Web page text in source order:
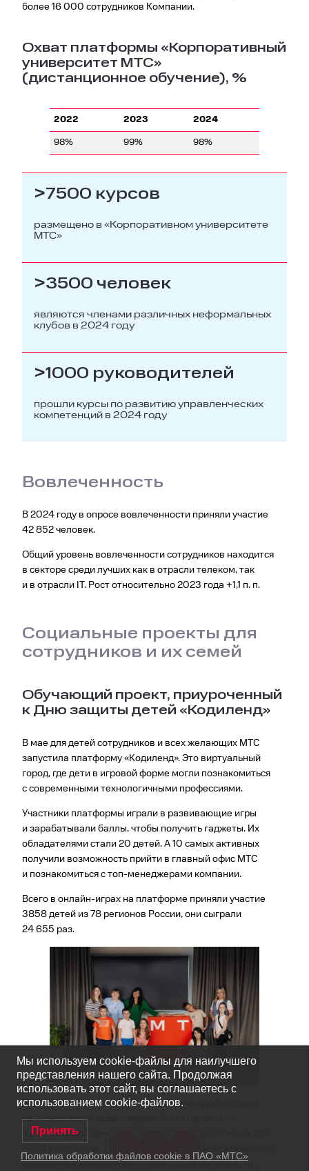
более 16 000 сотрудников Компании.
Охват платформы «Корпоративный
университет МТС»
(дистанционное обучение), %
2022 2023 2024
98% 99% 98%
>7500 курсов
размещено в «Корпоративном университете
МТС»
>3500 человек
являются членами различных неформальных
клубов в 2024 году
>1000 руководителей
прошли курсы по развитию управленческих
компетенций в 2024 году
Вовлеченность
В 2024 году в опросе вовлеченности приняли участие
42 852 человек.
Общий уровень вовлеченности сотрудников находится
в секторе среди лучших как в отрасли телеком, так
и в отрасли IT. Рост относительно 2023 года +1,1 п. п.
Социальные проекты для
сотрудников и их семей
Обучающий проект, приуроченный
к Дню защиты детей «Кодиленд»
В мае для детей сотрудников и всех желающих МТС
запустила платформу «Кодиленд». Это виртуальный
город, где дети в игровой форме могли познакомиться
с современными технологичными профессиями.
Участники платформы играли в развивающие игры
и зарабатывали баллы, чтобы получить гаджеты. Их
обладателями стали 20 детей. А 10 самых активных
получили возможность прийти в главный офис МТС
и познакомиться с топ-менеджерами компании.
Всего в онлайн-играх на платформе приняли участие
3858 детей из 78 регионов России, они сыграли
24 655 раз.
Дети смогли познакомиться с новыми профессиями
не только с помощью цифровой платформы, но
и на очных праздниках. Они прошли в 80 регионах для
пришли на мероприятия в Нижегородской области,
Мы используем cookie-файлы для наилучшего
представления нашего сайта. Продолжая
использовать этот сайт, вы соглашаетесь с
использованием cookie-файлов.
Принять
Политика обработки файлов cookie в ПАО «МТС»